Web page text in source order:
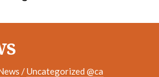
/Uncategorized @ca